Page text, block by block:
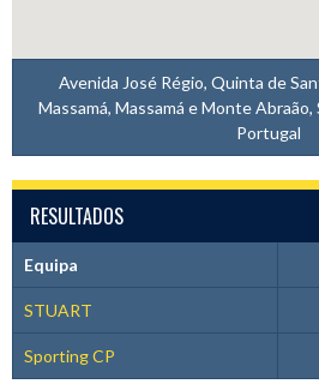
Avenida José Régio, Quinta de
Massamá, Massamá e Monte
Portugal
RESULTADOS
Equipa
STUART
Sporting CP